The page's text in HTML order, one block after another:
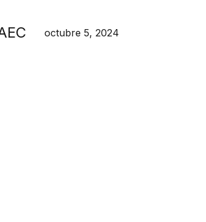
octubre 5, 2024